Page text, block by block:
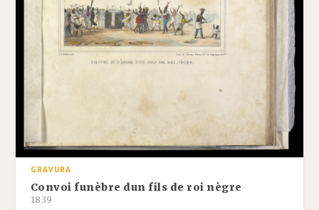
GRAVURA
Convoi funèbre dun fils de roi nègre
1839